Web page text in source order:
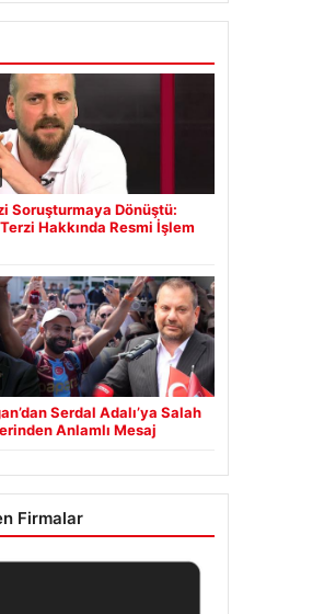
Soruşturmaya Dönüştü:
Hakkında Resmi İşlem
Serdal Adalı’ya Salah
Anlamlı Mesaj
Firmalar